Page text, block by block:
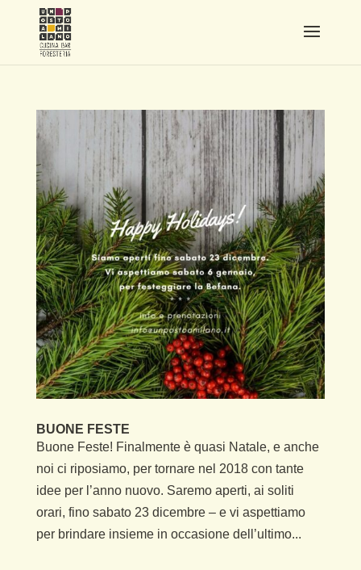
BUONE FESTE
Buone Feste! Finalmente è quasi Natale, e anche
noi ci riposiamo, per tornare nel 2018 con tante
idee per l’anno nuovo. Saremo aperti, ai soliti
orari, fino sabato 23 dicembre – e vi aspettiamo
per brindare insieme in occasione dell’ultimo...